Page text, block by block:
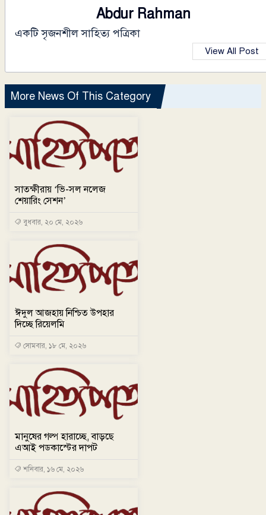
Abdur Rahman
একটি সৃজনশীল সাহিত্য পত্রিকা
View All Post
More News Of This Category
সাতক্ষীরায় ‘ভি-সল নলেজ
শেয়ারিং সেশন’
বুধবার, ২০ মে, ২০২৬
ঈদুল আজহায় নিশ্চিত উপহার
দিচ্ছে রিয়েলমি
সোমবার, ১৮ মে, ২০২৬
মানুষের গল্প হারাচ্ছে, বাড়ছে
এআই পডকাস্টের দাপট
শনিবার, ১৬ মে, ২০২৬